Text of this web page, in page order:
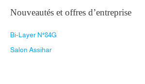
Nouveautés et offres d’entreprise
Bi-Layer N°84G
Salon Assihar